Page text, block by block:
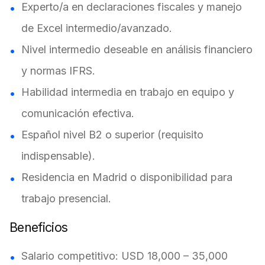
Experto/a en declaraciones fiscales y manejo
de Excel intermedio/avanzado.
Nivel intermedio deseable en análisis financiero
y normas IFRS.
Habilidad intermedia en trabajo en equipo y
comunicación efectiva.
Español nivel B2 o superior (requisito
indispensable).
Residencia en Madrid o disponibilidad para
trabajo presencial.
Beneficios
Salario competitivo: USD 18,000 – 35,000